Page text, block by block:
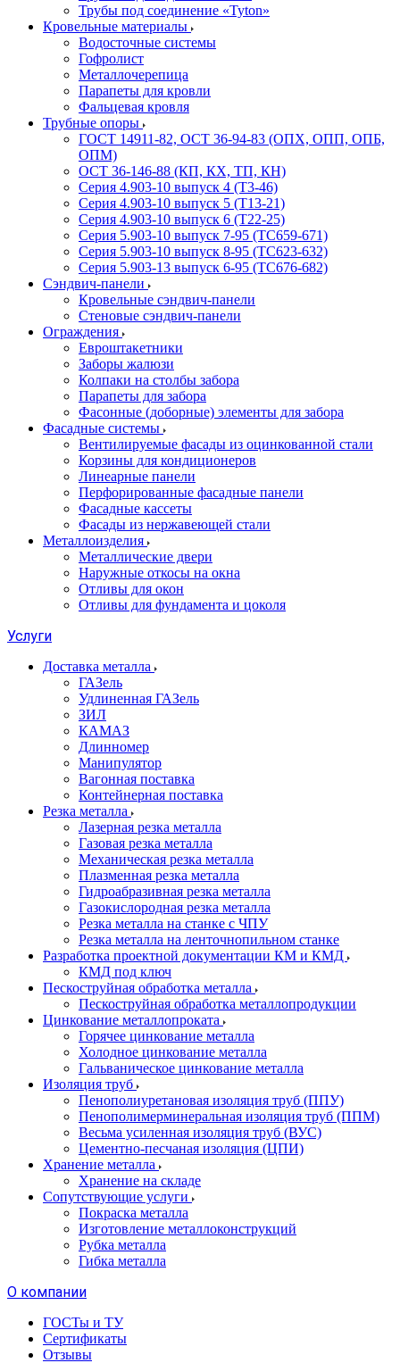
Трубы под соединение «Tyton»
Кровельные материалы
Водосточные системы
Гофролист
Металлочерепица
Парапеты для кровли
Фальцевая кровля
Трубные опоры
ГОСТ 14911-82, ОСТ 36-94-83 (ОПХ, ОПП, ОПБ,
ОПМ)
ОСТ 36-146-88 (КП, КХ, ТП, КН)
Серия 4.903-10 выпуск 4 (Т3-46)
Серия 4.903-10 выпуск 5 (Т13-21)
Серия 4.903-10 выпуск 6 (Т22-25)
Серия 5.903-10 выпуск 7-95 (ТС659-671)
Серия 5.903-10 выпуск 8-95 (ТС623-632)
Серия 5.903-13 выпуск 6-95 (ТС676-682)
Сэндвич-панели
Кровельные сэндвич-панели
Стеновые сэндвич-панели
Ограждения
Евроштакетники
Заборы жалюзи
Колпаки на столбы забора
Парапеты для забора
Фасонные (доборные) элементы для забора
Фасадные системы
Вентилируемые фасады из оцинкованной стали
Корзины для кондиционеров
Линеарные панели
Перфорированные фасадные панели
Фасадные кассеты
Фасады из нержавеющей стали
Металлоизделия
Металлические двери
Наружные откосы на окна
Отливы для окон
Отливы для фундамента и цоколя
Услуги
Доставка металла
ГАЗель
Удлиненная ГАЗель
ЗИЛ
КАМАЗ
Длинномер
Манипулятор
Вагонная поставка
Контейнерная поставка
Резка металла
Лазерная резка металла
Газовая резка металла
Механическая резка металла
Плазменная резка металла
Гидроабразивная резка металла
Газокислородная резка металла
Резка металла на станке с ЧПУ
Резка металла на ленточнопильном станке
Разработка проектной документации КМ и КМД
КМД под ключ
Пескоструйная обработка металла
Пескоструйная обработка металлопродукции
Цинкование металлопроката
Горячее цинкование металла
Холодное цинкование металла
Гальваническое цинкование металла
Изоляция труб
Пенополиуретановая изоляция труб (ППУ)
Пенополимерминеральная изоляция труб (ППМ)
Весьма усиленная изоляция труб (ВУС)
Цементно-песчаная изоляция (ЦПИ)
Хранение металла
Хранение на складе
Сопутствующие услуги
Покраска металла
Изготовление металлоконструкций
Рубка металла
Гибка металла
О компании
ГОСТы и ТУ
Сертификаты
Отзывы